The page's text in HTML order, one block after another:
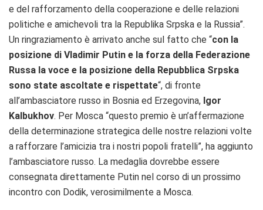
e del rafforzamento della cooperazione e delle relazioni
politiche e amichevoli tra la Republika Srpska e la Russia”.
Un ringraziamento è arrivato anche sul fatto che “con la
posizione di Vladimir Putin e la forza della Federazione
Russa la voce e la posizione della Repubblica Srpska
sono state ascoltate e rispettate“, di fronte
all’ambasciatore russo in Bosnia ed Erzegovina, Igor
Kalbukhov. Per Mosca “questo premio è un’affermazione
della determinazione strategica delle nostre relazioni volte
a rafforzare l’amicizia tra i nostri popoli fratelli”, ha aggiunto
l’ambasciatore russo. La medaglia dovrebbe essere
consegnata direttamente Putin nel corso di un prossimo
incontro con Dodik, verosimilmente a Mosca.